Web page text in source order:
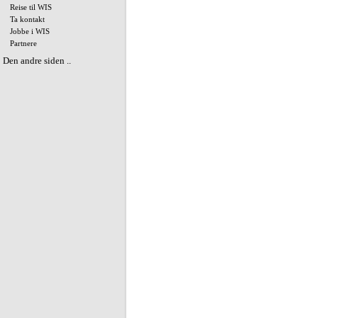
Reise til WIS
Ta kontakt
Jobbe i WIS
Partnere
Den andre siden ..